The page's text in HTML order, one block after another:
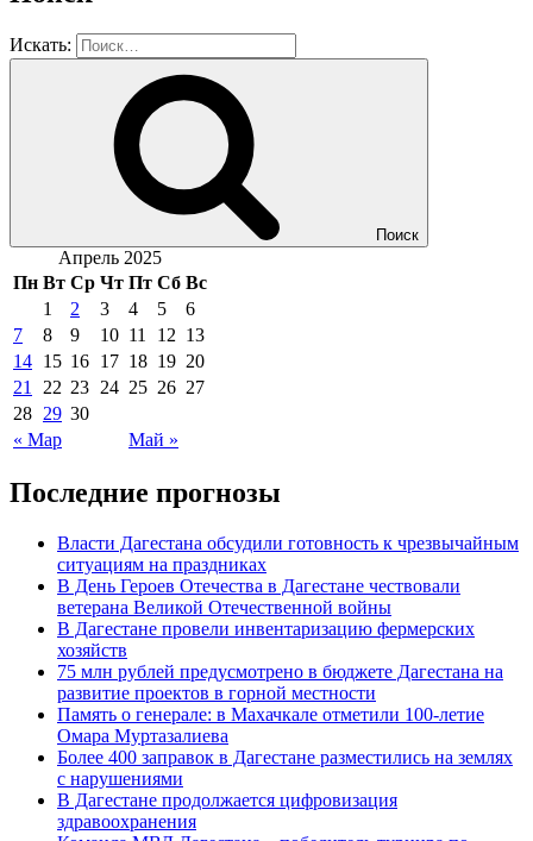
Искать:
Поиск
Апрель 2025
Пн Вт Ср Чт Пт Сб Вс
« Мар Май »
1 2 3 4 5
6
7
8 9 10 11 12 13
14 15 16 17 18 19 20
21
22 23 24 25 26 27
28 29 30
Последние прогнозы
Власти Дагестана обсудили готовность к чрезвычайным
ситуациям на праздниках
В День Героев Отечества в Дагестане чествовали
ветерана Великой Отечественной войны
В Дагестане провели инвентаризацию фермерских
хозяйств
75 млн рублей предусмотрено в бюджете Дагестана на
развитие проектов в горной местности
Память о генерале: в Махачкале отметили 100-летие
Омара Муртазалиева
Более 400 заправок в Дагестане разместились на землях
с нарушениями
В Дагестане продолжается цифровизация
здравоохранения